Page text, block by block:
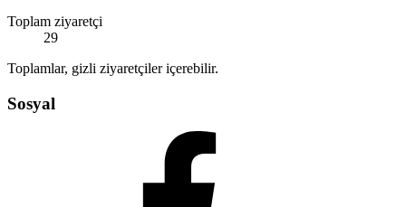
Toplam ziyaretçi
29
Toplamlar, gizli ziyaretçiler içerebilir.
Sosyal